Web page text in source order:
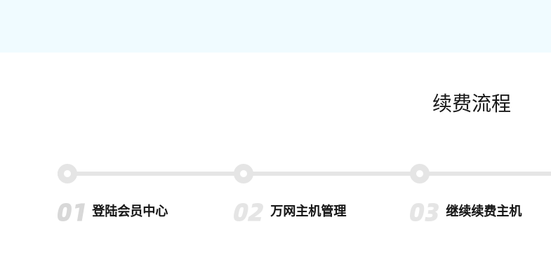
续费流程
登陆会员中心 万网主机管理 继续续费主机